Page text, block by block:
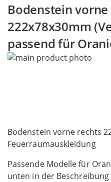
Bodenstein
222x78x30mm
passend für
Bodenstein vorne rechts
Feuerraumauskleidung
Passende Modelle für
unten in der Beschreibung
Skip
gallery
to
the
of
the